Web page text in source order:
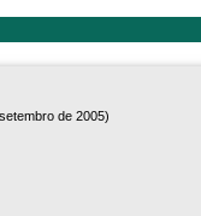
de 2005)